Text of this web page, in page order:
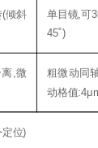
(倾斜
单目镜,可
45˚)
,微 粗微动同
动格值
位)